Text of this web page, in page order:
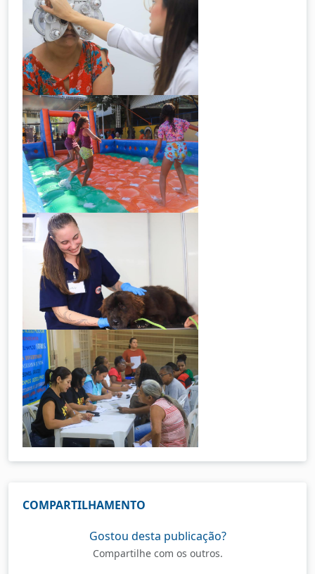
COMPARTILHAMENTO
Gostou desta publicação?
Compartilhe com os outros.